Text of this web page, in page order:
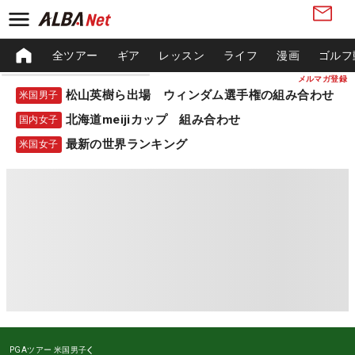
メルマガ登録
全ツアー ギア レッスン ライフ 漫画 ゴル
米国男子 松山英樹ら出場 ウィンダム選手権の組み合わせ
国内女子 北海道meijiカップ 組み合わせ
米国女子 最新の世界ランキング
PGAツアー 米国男子